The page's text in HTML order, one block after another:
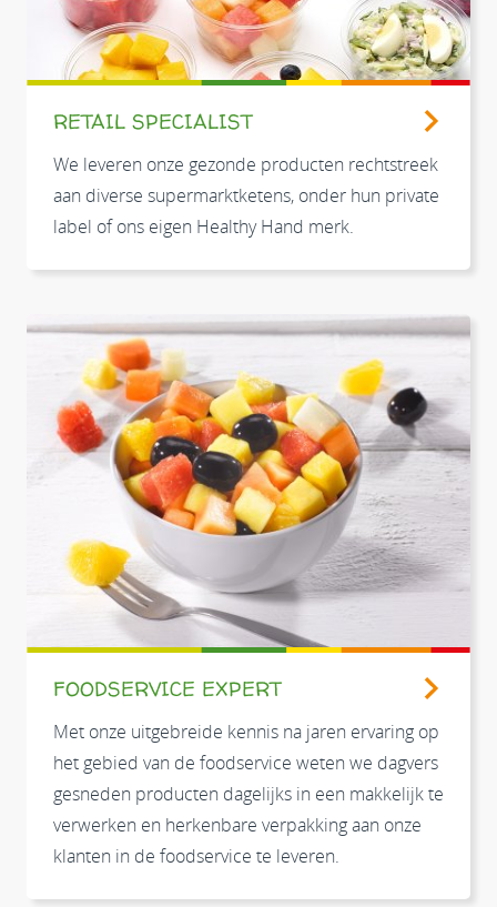
RETAIL SPECIALIST
We leveren onze gezonde producten rechtstreek
aan diverse supermarktketens, onder hun private
label of ons eigen Healthy Hand merk.
FOODSERVICE EXPERT
Met onze uitgebreide kennis na jaren ervaring op
het gebied van de foodservice weten we dagvers
gesneden producten dagelijks in een makkelijk te
verwerken en herkenbare verpakking aan onze
klanten in de foodservice te leveren.